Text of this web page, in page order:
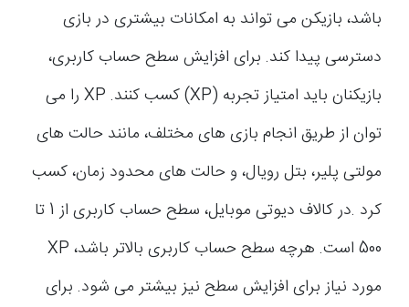
باشد، بازیکن می تواند به امکانات بیشتری در بازی
دسترسی پیدا کند. برای افزایش سطح حساب کاربری،
بازیکنان باید امتیاز تجربه (XP) کسب کنند. XP را می
توان از طریق انجام بازی های مختلف، مانند حالت های
مولتی پلیر، بتل رویال، و حالت های محدود زمان، کسب
کرد .در کالاف دیوتی موبایل، سطح حساب کاربری از 1 تا
500 است. هرچه سطح حساب کاربری بالاتر باشد، XP
مورد نیاز برای افزایش سطح نیز بیشتر می شود. برای